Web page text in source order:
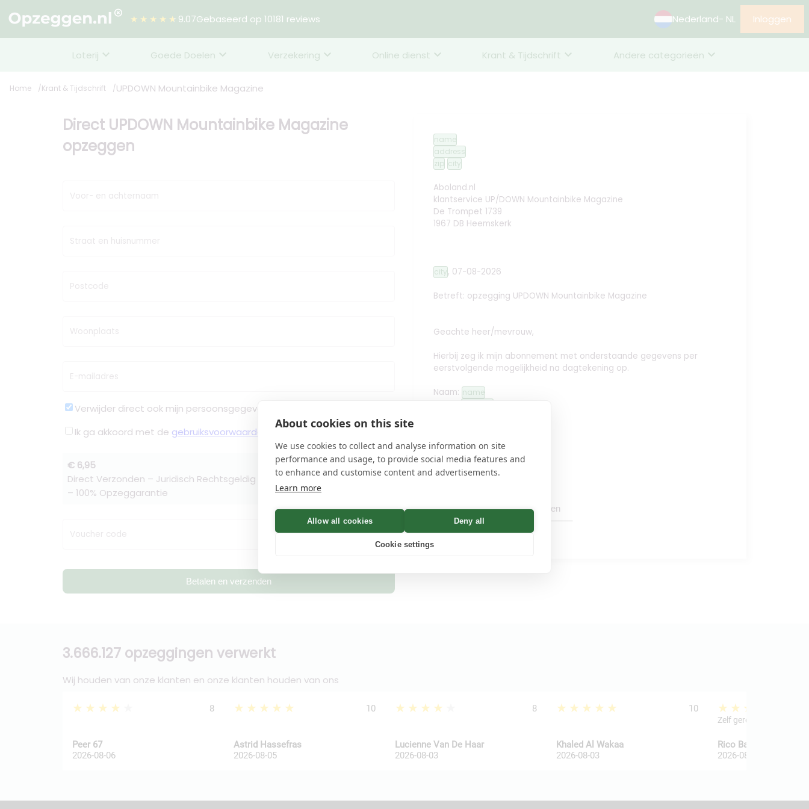
About cookies on this site
We use cookies to collect and analyse information on site
performance and usage, to provide social media features and
to enhance and customise content and advertisements.
Learn more
Allow all cookies Deny all
Cookie settings
★★★★★ 9.07Gebaseerd op 10181 reviews Nederland- NL Inloggen
Loterij Goede Doelen Verzekering Online dienst Krant & Tijdschrift Andere categorieën
Home Krant & Tijdschrift UPDOWN Mountainbike Magazine
Direct UPDOWN Mountainbike Magazine
opzeggen
Voor- en achternaam
Straat en huisnummer
Postcode
Woonplaats
E-mailadres
Verwijder direct ook mijn persoonsgegevens
Ik ga akkoord met de gebruiksvoorwaarden
€ 6,95
Direct Verzonden – Juridisch Rechtsgeldig – Bevestiging binnen Minuten
– 100% Opzeggarantie
Voucher code Controleren
Betalen en verzenden
name
address
zip city
Aboland.nl
klantservice UP/DOWN Mountainbike Magazine
De Trompet 1739
1967 DB Heemskerk
city, 07-08-2026
Betreft: opzegging UPDOWN Mountainbike Magazine
Geachte heer/mevrouw,
Hierbij zeg ik mijn abonnement met onderstaande gegevens per
eerstvolgende mogelijkheid na dagtekening op.
Naam: name
Met vriendelijke groet,
editHandtekening toevoegen
name
3.666.127 opzeggingen verwerkt
Wij houden van onze klanten en onze klanten houden van ons
★★★★★ 8
Peer 67
2026-08-06
★★★★★ 10
Astrid Hassefras
2026-08-05
★★★★★ 8
Lucienne Van De Haar
2026-08-03
★★★★★ 10
Khaled Al Wakaa
2026-08-03
★★★★★
Zelf geregeld
Rico Ballegooij van
2026-08-03